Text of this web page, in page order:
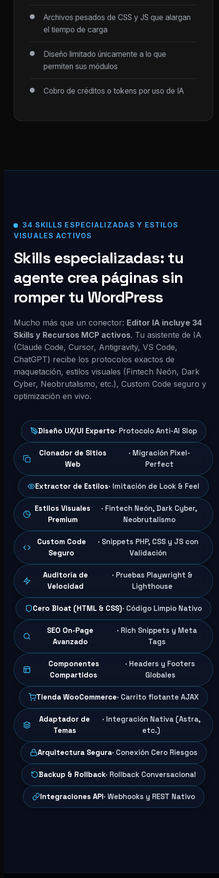
Archivos pesados de CSS y JS que alargan
el tiempo de carga
Diseño limitado únicamente a lo que
permiten sus módulos
Cobro de créditos o tokens por uso de IA
34 SKILLS ESPECIALIZADAS Y ESTILOS
VISUALES ACTIVOS
Skills especializadas: tu
agente crea páginas sin
romper tu WordPress
Mucho más que un conector: Editor IA incluye 34
Skills y Recursos MCP activos. Tu asistente de IA
(Claude Code, Cursor, Antigravity, VS Code,
ChatGPT) recibe los protocolos exactos de
maquetación, estilos visuales (Fintech Neón, Dark
Cyber, Neobrutalismo, etc.), Custom Code seguro y
optimización en vivo.
Diseño UX/UI Experto· Protocolo Anti-AI Slop
Clonador de Sitios
Web
· Migración Pixel-
Perfect
Extractor de Estilos· Imitación de Look & Feel
Estilos Visuales
Premium
· Fintech Neón, Dark Cyber,
Neobrutalismo
Custom Code
Seguro
· Snippets PHP, CSS y JS con
Validación
Auditoría de
Velocidad
· Pruebas Playwright &
Lighthouse
Cero Bloat (HTML & CSS)· Código Limpio Nativo
SEO On-Page
Avanzado
· Rich Snippets y Meta
Tags
Componentes
Compartidos
· Headers y Footers
Globales
Tienda WooCommerce· Carrito flotante AJAX
Adaptador de
Temas
· Integración Nativa (Astra,
etc.)
Arquitectura Segura· Conexión Cero Riesgos
Backup & Rollback· Rollback Conversacional
Integraciones API· Webhooks y REST Nativo